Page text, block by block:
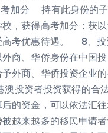
加分 持有此身份的子
，获得高考加分；获
高考优惠待遇。 8、
商、华侨身份在中国
外商、华侨投资企业
投资者投资获得的合
后的资金，可以依法汇
越来越多的移民申请